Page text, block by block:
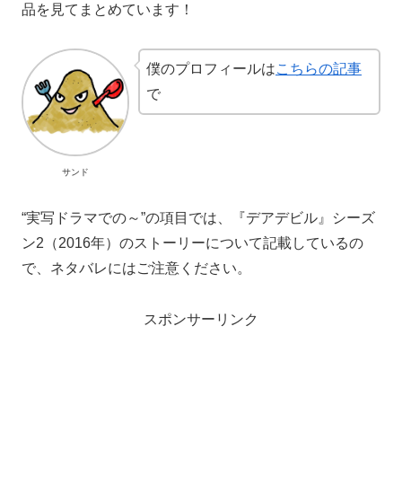
品を見てまとめています！
サンド
僕のプロフィールはこちらの記事
で
“実写ドラマでの～”の項目では、『デアデビル』シーズ
ン2（2016年）のストーリーについて記載しているの
で、ネタバレにはご注意ください。
スポンサーリンク